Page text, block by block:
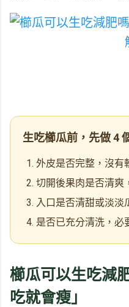
生吃櫛瓜前，先做 4
外皮是否完整，沒有
切開後果肉是否清爽
入口是否清甜或淡淡
是否已充分清洗，必
櫛瓜可以生吃減
吃就會瘦」